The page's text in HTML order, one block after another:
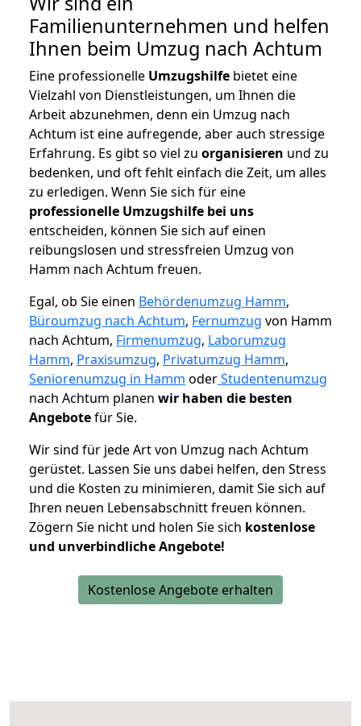
Familienunternehmen und helfen
Ihnen beim Umzug nach Achtum
Eine professionelle Umzugshilfe bietet eine
Vielzahl von Dienstleistungen, um Ihnen die
Arbeit abzunehmen, denn ein Umzug nach
Achtum ist eine aufregende, aber auch stressige
Erfahrung. Es gibt so viel zu organisieren und zu
bedenken, und oft fehlt einfach die Zeit, um alles
zu erledigen. Wenn Sie sich für eine
professionelle Umzugshilfe bei uns
entscheiden, können Sie sich auf einen
reibungslosen und stressfreien Umzug von
Hamm nach Achtum freuen.
Egal, ob Sie einen Behördenumzug Hamm,
Büroumzug nach Achtum, Fernumzug von Hamm
nach Achtum, Firmenumzug, Laborumzug
Hamm, Praxisumzug, Privatumzug Hamm,
Seniorenumzug in Hamm oderStudentenumzug
nach Achtum planen wir haben die besten
Angebotefür Sie.
Wir sind für jede Art von Umzug nach Achtum
gerüstet. Lassen Sie uns dabei helfen, den Stress
und die Kosten zu minimieren, damit Sie sich auf
Ihren neuen Lebensabschnitt freuen können.
Zögern Sie nicht und holen Sie sich kostenlose
und unverbindliche Angebote!
Kostenlose Angebote erhalten